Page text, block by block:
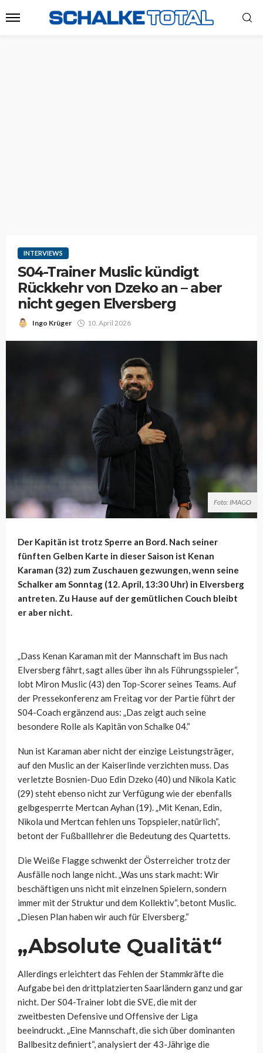
INTERVIEWS
S04-Trainer Muslic kündigt
Rückkehr von Dzeko an – aber
nicht gegen Elversberg
Ingo Krüger 10. April 2026
Foto: IMAGO
Der Kapitän ist trotz Sperre an Bord. Nach seiner
fünften Gelben Karte in dieser Saison ist Kenan
Karaman (32) zum Zuschauen gezwungen, wenn seine
Schalker am Sonntag (12. April, 13:30 Uhr) in Elversberg
antreten. Zu Hause auf der gemütlichen Couch bleibt
er aber nicht.
„Dass Kenan Karaman mit der Mannschaft im Bus nach
Elversberg fährt, sagt alles über ihn als Führungsspieler“,
lobt Miron Muslic (43) den Top-Scorer seines Teams. Auf
der Pressekonferenz am Freitag vor der Partie führt der
S04-Coach ergänzend aus: „Das zeigt auch seine
besondere Rolle als Kapitän von Schalke 04.“
Nun ist Karaman aber nicht der einzige Leistungsträger,
auf den Muslic an der Kaiserlinde verzichten muss. Das
verletzte Bosnien-Duo Edin Dzeko (40) und Nikola Katic
(29) steht ebenso nicht zur Verfügung wie der ebenfalls
gelbgesperrte Mertcan Ayhan (19). „Mit Kenan, Edin,
Nikola und Mertcan fehlen uns Topspieler, natürlich“,
betont der Fußballlehrer die Bedeutung des Quartetts.
Die Weiße Flagge schwenkt der Österreicher trotz der
Ausfälle noch lange nicht. „Was uns stark macht: Wir
beschäftigen uns nicht mit einzelnen Spielern, sondern
immer mit der Struktur und dem Kollektiv“, betont Muslic.
„Diesen Plan haben wir auch für Elversberg.“
„Absolute Qualität“
Allerdings erleichtert das Fehlen der Stammkräfte die
Aufgabe bei den drittplatzierten Saarländern ganz und gar
nicht. Der S04-Trainer lobt die SVE, die mit der
zweitbesten Defensive und Offensive der Liga
beeindruckt. „Eine Mannschaft, die sich über dominanten
Ballbesitz definiert“, analysiert der 43-Jährige die